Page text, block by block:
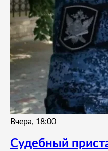
Вчера, 18:00
Судебный